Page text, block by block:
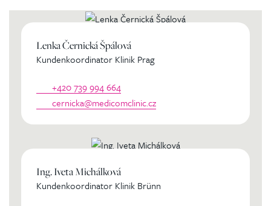
Lenka Černická Špálová
Kundenkoordinator Klinik Prag
+420 739 994 664
cernicka@medicomclinic.cz
Ing. Iveta Michálková
Kundenkoordinator Klinik Brünn